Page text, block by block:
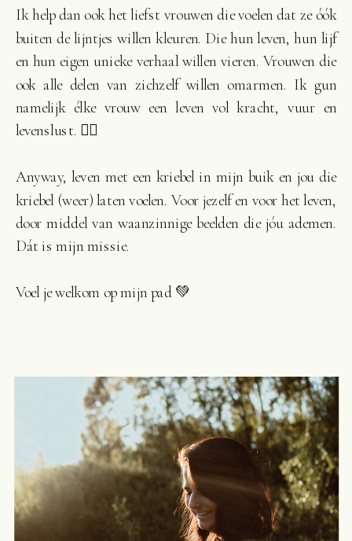
Ik help dan ook het liefst vrouwen die voelen dat ze óók
buiten de lijntjes willen kleuren. Die hun leven, hun lijf
en hun eigen unieke verhaal willen vieren. Vrouwen die
ook alle delen van zichzelf willen omarmen. Ik gun
namelijk élke vrouw een leven vol kracht, vuur en
levenslust. ❤️‍🔥
Anyway, leven met een kriebel in mijn buik en jou die
kriebel (weer) laten voelen. Voor jezelf en voor het leven,
door middel van waanzinnige beelden die jóu ademen.
Dát is mijn missie.
Voel je welkom op mijn pad 💚